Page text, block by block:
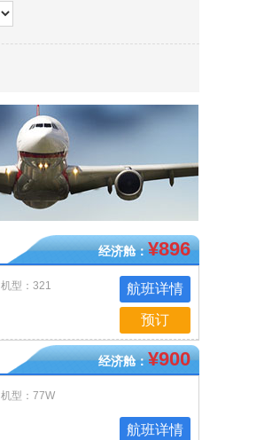
经济舱：¥896
机型：321 航班详情
预订
经济舱：¥900
机型：77W
航班详情